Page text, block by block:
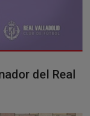
del Real